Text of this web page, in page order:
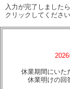
入力が完了しました
クリックしてください
休業期間にいた
休業明けの回